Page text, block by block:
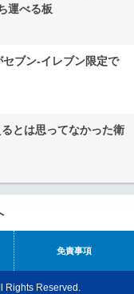
運べる板
ブン‐イレブン限定で
とは思ってなかった衛
免責事項
Rights Reserved.